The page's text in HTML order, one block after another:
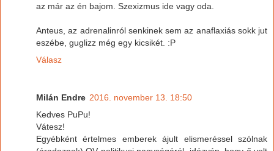
az már az én bajom. Szexizmus ide vagy oda.
Anteus, az adrenalinról senkinek sem az anaflaxiás sokk jut
eszébe, guglizz még egy kicsikét. :P
Válasz
Milán Endre 2016. november 13. 18:50
Kedves PuPu!
Vátesz!
Egyébként értelmes emberek ájult elismeréssel szólnak